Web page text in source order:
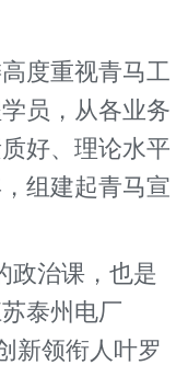
度重视青马工
员，从各业务
好、理论水平
组建起青马宣
治课，也是
泰州电厂
新领衔人叶罗